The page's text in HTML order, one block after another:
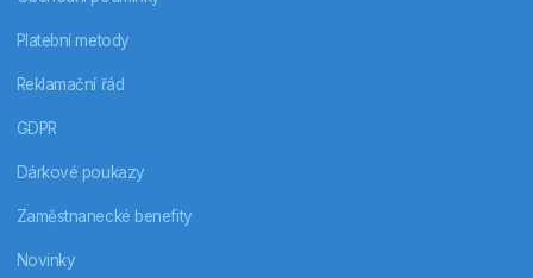
Platební metody
Reklamační řád
GDPR
Dárkové poukazy
Zaměstnanecké benefity
Novinky